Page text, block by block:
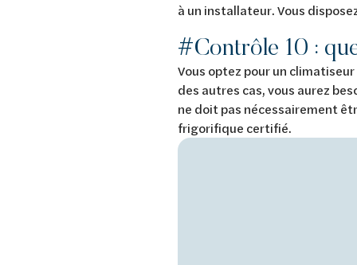
à un installateur. Vous
#Contrôle 10 :
Vous optez pour un
des autres cas, vous aurez
ne doit pas nécessairement
frigorifique certifié.